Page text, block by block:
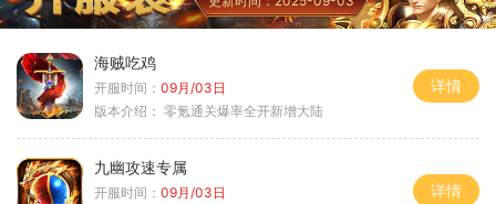
海贼吃鸡
开服时间： 09月/03日
版本介绍： 零氪通关爆率全开新增大陆
详情
九幽攻速专属
开服时间： 09月/03日
详情